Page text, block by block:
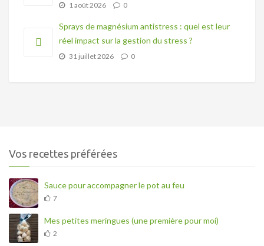
1 août 2026 0
Sprays de magnésium antistress : quel est leur
réel impact sur la gestion du stress ?
31 juillet 2026 0
Vos recettes préférées
Sauce pour accompagner le pot au feu
7
Mes petites meringues (une première pour moi)
2